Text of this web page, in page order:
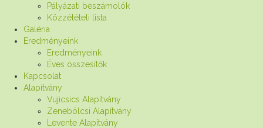
Pályázati beszámolók
Közzétételi lista
Galéria
Eredményeink
Eredményeink
Éves összesítők
Kapcsolat
Alapítvány
Vujicsics Alapítvány
Zenebölcsi Alapítvány
Levente Alapítvány